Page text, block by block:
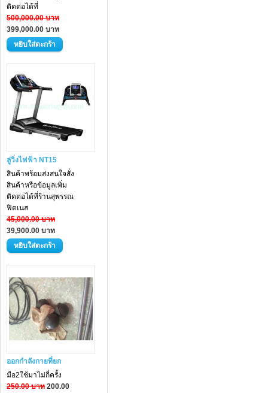
ติดต่อได้ที่
500,000.00 บาท
399,000.00 บาท
ลู่วิ่งไฟฟ้า NT15
สินค้าพร้อมส่งสนใจสั่ง
สินค้าหรือข้อมูลเพิ่ม
ติดต่อได้ที่ร้านสุพรรณ
ฟิตเนส
45,000.00 บาท
39,900.00 บาท
ออกกำลังกายที่ยก
มือ2ใช้มาไม่กี่ครั้ง
250.00 บาท 200.00